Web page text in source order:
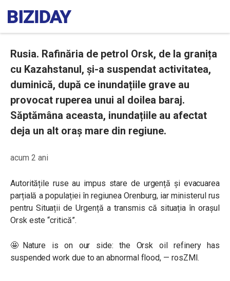
Rusia. Rafinăria de petrol Orsk, de la granița
cu Kazahstanul, și-a suspendat activitatea,
duminică, după ce inundațiile grave au
provocat ruperea unui al doilea baraj.
Săptămâna aceasta, inundațiile au afectat
deja un alt oraș mare din regiune.
acum 2 ani
Autoritățile ruse au impus stare de urgență și evacuarea
parțială a populației în regiunea Orenburg, iar ministerul rus
pentru Situații de Urgență a transmis că situația în orașul
Orsk este “critică”.
🤩Nature is on our side: the Orsk oil refinery has
suspended work due to an abnormal flood, — rosZMI.